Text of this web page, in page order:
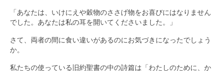
「あなたは、いけにえや穀物のささげ物をお喜びにはなりません
でした。あなたは私の耳を開いてくださいました。」
さて、両者の間に食い違いがあるのにお気づきになったでしょう
か。
私たちの使っている旧約聖書の中の詩篇は「わたしのために、か